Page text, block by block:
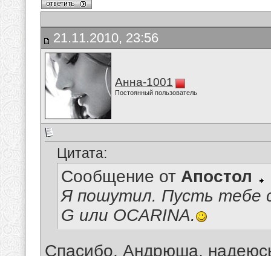
21.11.2010, 23:56
Анна-1001
Постоянный пользователь
Цитата:
Сообщение от Апостол
Я пошутил. Пусть тебе
G или OCARINA.
Спасибо, Андрюша,